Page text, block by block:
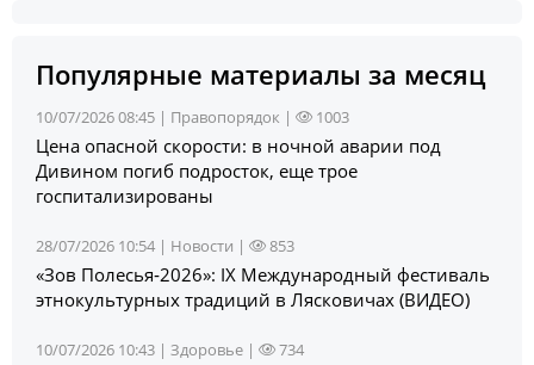
Популярные материалы за месяц
10/07/2026 08:45 | Правопорядок | 1003
Цена опасной скорости: в ночной аварии под
Дивином погиб подросток, еще трое
госпитализированы
28/07/2026 10:54 | Новости | 853
«Зов Полесья‑2026»: IX Международный фестиваль
этнокультурных традиций в Лясковичах (ВИДЕО)
10/07/2026 10:43 | Здоровье | 734